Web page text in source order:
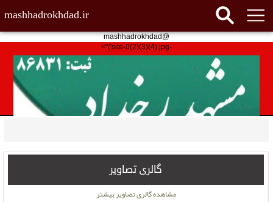
@mashhadrokhdad
mashhadrokhdad.ir
-site-0(2)(3)(4).jpg')">
گالری تصاویر
مشاهده گالری تصاویر بیشتر